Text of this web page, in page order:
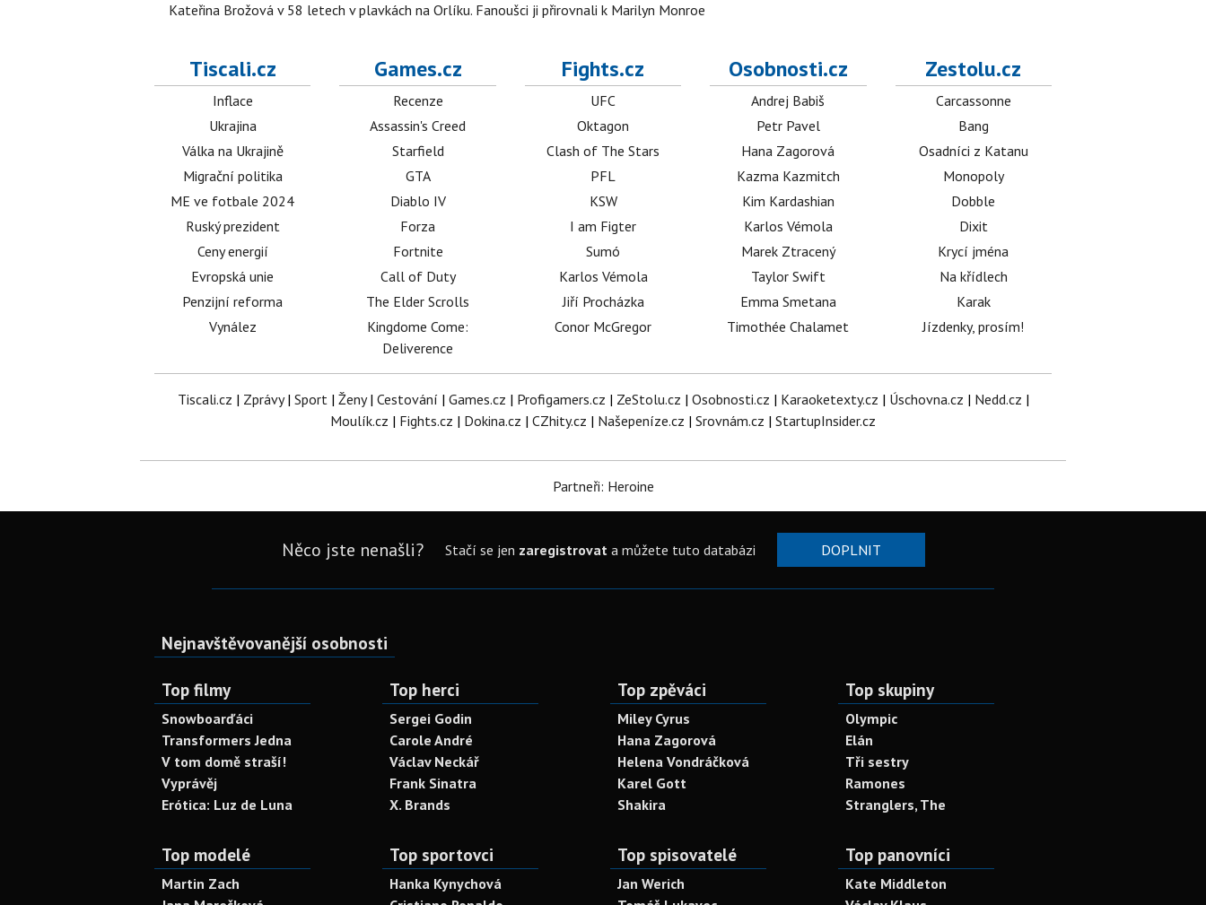
Kateřina Brožová v 58 letech v plavkách na Orlíku. Fanoušci ji přirovnali k Marilyn Monroe
Tiscali.cz
Inflace
Ukrajina
Válka na Ukrajině
Migrační politika
ME ve fotbale 2024
Ruský prezident
Ceny energií
Evropská unie
Penzijní reforma
Vynález
Games.cz
Recenze
Assassin's Creed
Starfield
GTA
Diablo IV
Forza
Fortnite
Call of Duty
The Elder Scrolls
Kingdome Come:
Deliverence
Fights.cz
UFC
Oktagon
Clash of The Stars
PFL
KSW
I am Figter
Sumó
Karlos Vémola
Jiří Procházka
Conor McGregor
Osobnosti.cz
Andrej Babiš
Petr Pavel
Hana Zagorová
Kazma Kazmitch
Kim Kardashian
Karlos Vémola
Marek Ztracený
Taylor Swift
Emma Smetana
Timothée Chalamet
Zestolu.cz
Carcassonne
Bang
Osadníci z Katanu
Monopoly
Dobble
Dixit
Krycí jména
Na křídlech
Karak
Jízdenky, prosím!
Tiscali.cz | Zprávy| Sport| Ženy| Cestování | Games.cz | Profigamers.cz | ZeStolu.cz | Osobnosti.cz | Karaoketexty.cz | Úschovna.cz | Nedd.cz |
Moulík.cz | Fights.cz | Dokina.cz | CZhity.cz | Našepeníze.cz | Srovnám.cz | StartupInsider.cz
Partneři: Heroine
Něco jste nenašli? Stačí se jen zaregistrovata můžete tuto databázi DOPLNIT
Nejnavštěvovanější osobnosti
Top filmy
Snowboarďáci
Transformers Jedna
V tom domě straší!
Vyprávěj
Erótica: Luz de Luna
Top herci
Sergei Godin
Carole André
Václav Neckář
Frank Sinatra
X. Brands
Top zpěváci
Miley Cyrus
Hana Zagorová
Helena Vondráčková
Karel Gott
Shakira
Top skupiny
Olympic
Elán
Tři sestry
Ramones
Stranglers, The
Top modelé
Martin Zach
Top sportovci
Hanka Kynychová
Top spisovatelé
Jan Werich
Top panovníci
Kate Middleton